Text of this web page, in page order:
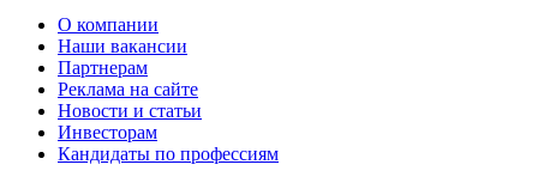
О компании
Наши вакансии
Партнерам
Реклама на сайте
Новости и статьи
Инвесторам
Кандидаты по профессиям